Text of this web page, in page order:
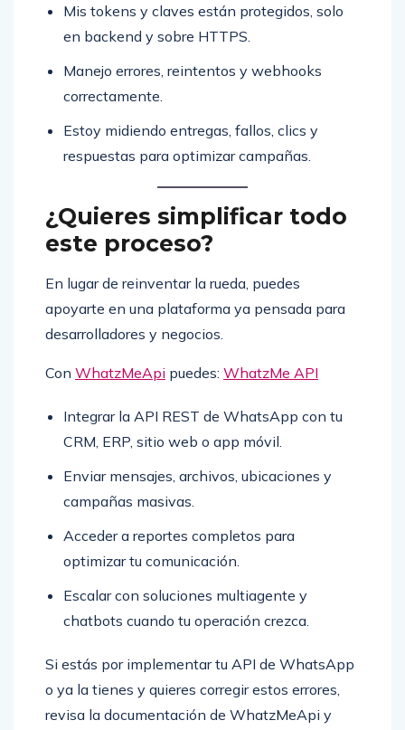
Mis tokens y claves están protegidos, solo
en backend y sobre HTTPS.
Manejo errores, reintentos y webhooks
correctamente.
Estoy midiendo entregas, fallos, clics y
respuestas para optimizar campañas.
¿Quieres simplificar todo
este proceso?
En lugar de reinventar la rueda, puedes
apoyarte en una plataforma ya pensada para
desarrolladores y negocios.
Con WhatzMeApi puedes: WhatzMe API
Integrar la API REST de WhatsApp con tu
CRM, ERP, sitio web o app móvil.
Enviar mensajes, archivos, ubicaciones y
campañas masivas.
Acceder a reportes completos para
optimizar tu comunicación.
Escalar con soluciones multiagente y
chatbots cuando tu operación crezca.
Si estás por implementar tu API de WhatsApp
o ya la tienes y quieres corregir estos errores,
revisa la documentación de WhatzMeApi y